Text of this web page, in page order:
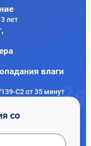
лет
влаги
C2 от 35 минут
со